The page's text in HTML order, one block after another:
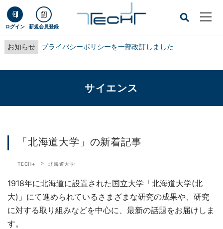
ログイン 新規会員登録
お知らせ プライバシーポリシーを一部改訂しました
サイエンス
「北海道大学」の新着記事
TECH+ 北海道大学
1918年に北海道に設置された国立大学「北海道大学(北
大)」にて進められているさまざまな研究の成果や、研究
に対する取り組みなどを中心に、最新の話題をお届けしま
す。